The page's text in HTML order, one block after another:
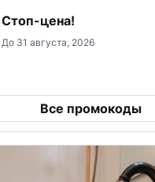
Стоп-цена!
До 31 августа, 2026
Все промокоды